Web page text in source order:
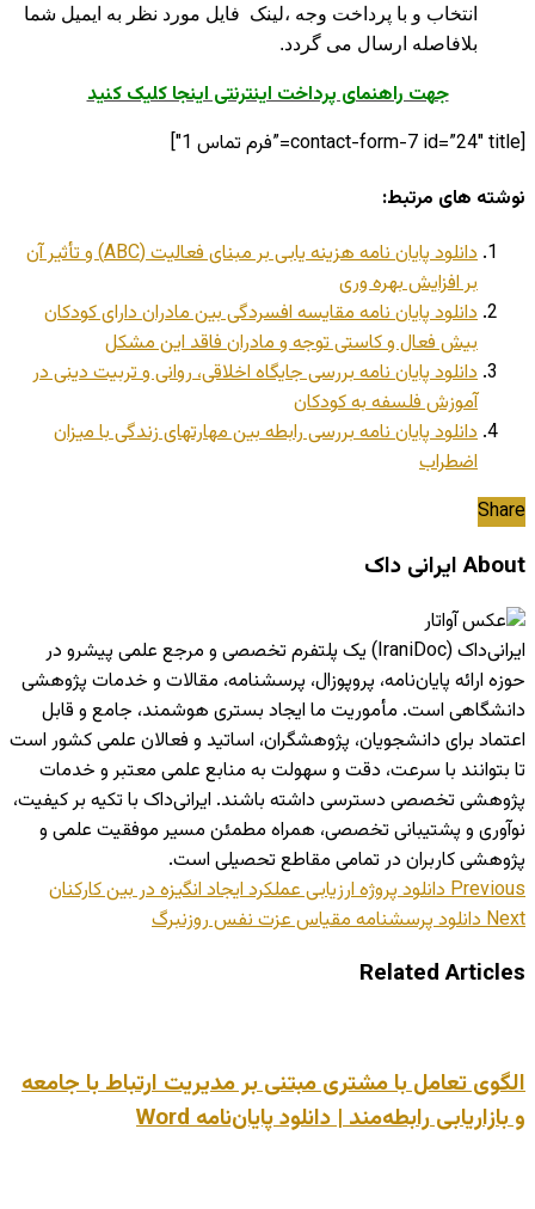
انتخاب و با پرداخت وجه ،لینک فایل مورد نظر به ایمیل شما
بلافاصله ارسال می گردد.
جهت راهنمای پرداخت اینترنتی اینجا کلیک کنید
[contact-form-7 id=”24″ title=”فرم تماس 1″]
نوشته های مرتبط:
دانلود پایان نامه هزینه یابی بر مبنای فعالیت (ABC) و تأثیر آن
بر افزایش بهره وری
دانلود پایان نامه مقایسه افسردگی بین مادران دارای کودکان
بیش فعال و کاستی توجه و مادران فاقد این مشکل
دانلود پایان نامه بررسی جایگاه اخلاقی، روانی و تربیت دینی در
آموزش فلسفه به کودکان
دانلود پایان نامه بررسی رابطه بین مهارتهای زندگی با میزان
اضطراب
Share
About ایرانی داک
ایرانی‌داک (IraniDoc) یک پلتفرم تخصصی و مرجع علمی پیشرو در
حوزه ارائه پایان‌نامه، پروپوزال، پرسشنامه، مقالات و خدمات پژوهشی
دانشگاهی است. مأموریت ما ایجاد بستری هوشمند، جامع و قابل
اعتماد برای دانشجویان، پژوهشگران، اساتید و فعالان علمی کشور است
تا بتوانند با سرعت، دقت و سهولت به منابع علمی معتبر و خدمات
پژوهشی تخصصی دسترسی داشته باشند. ایرانی‌داک با تکیه بر کیفیت،
نوآوری و پشتیبانی تخصصی، همراه مطمئن مسیر موفقیت علمی و
پژوهشی کاربران در تمامی مقاطع تحصیلی است.
Previousدانلود پروژه ارزیابی عملکرد ایجاد انگیزه در بین كاركنان
Nextدانلود پرسشنامه مقیاس عزت نفس روزنبرگ
Related Articles
الگوی تعامل با مشتری مبتنی بر مدیریت ارتباط با جامعه
و بازاریابی رابطه‌مند | دانلود پایان‌نامه Word